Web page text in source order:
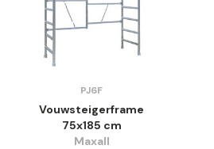
PJ6F
Vouwsteigerframe
75x185 cm
Maxall